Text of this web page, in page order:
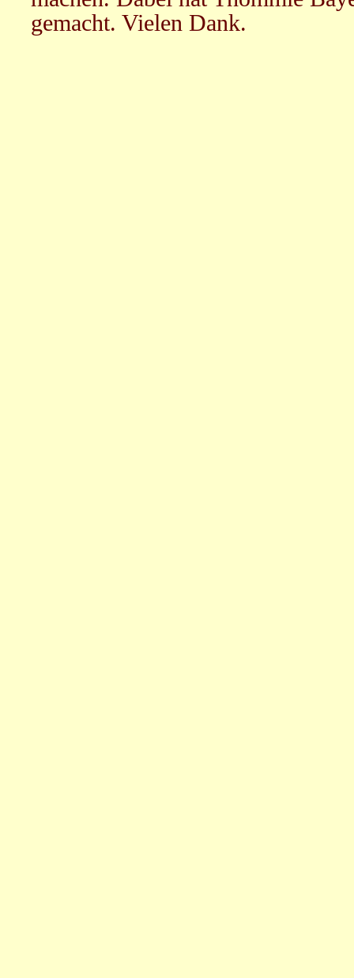
gemacht. Vielen Dank.